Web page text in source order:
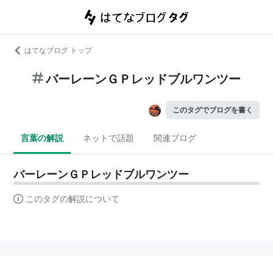
はてなブログ トップ
バーレーンＧＰレッドブルワンツー
このタグでブログを書く
言葉の解説 ネットで話題 関連ブログ
バーレーンＧＰレッドブルワンツー
このタグの解説について